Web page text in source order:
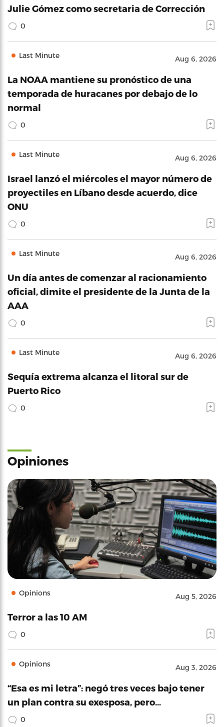
Julie Gómez como secretaria de Corrección
0
Last Minute Aug 6, 2026
La NOAA mantiene su pronóstico de una
temporada de huracanes por debajo de lo
normal
0
Last Minute Aug 6, 2026
Israel lanzó el miércoles el mayor número de
proyectiles en Líbano desde acuerdo, dice
ONU
0
Last Minute Aug 6, 2026
Un día antes de comenzar al racionamiento
oficial, dimite el presidente de la Junta de la
AAA
0
Last Minute Aug 6, 2026
Sequía extrema alcanza el litoral sur de
Puerto Rico
0
Opiniones
Opinions Aug 5, 2026
Terror a las 10 AM
0
Opinions Aug 3, 2026
“Esa es mi letra”: negó tres veces bajo tener
un plan contra su exesposa, pero…
0